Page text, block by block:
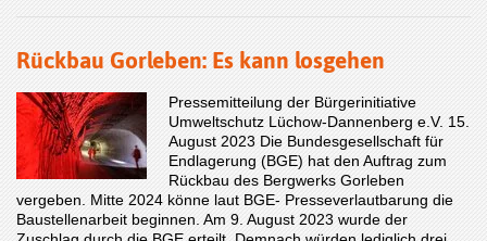
Rückbau Gorleben: Es kann losgehen
Pressemitteilung der Bürgerinitiative
Umweltschutz Lüchow-Dannenberg e.V. 15.
August 2023 Die Bundesgesellschaft für
Endlagerung (BGE) hat den Auftrag zum
Rückbau des Bergwerks Gorleben
vergeben. Mitte 2024 könne laut BGE- Presseverlautbarung die
Baustellenarbeit beginnen. Am 9. August 2023 wurde der